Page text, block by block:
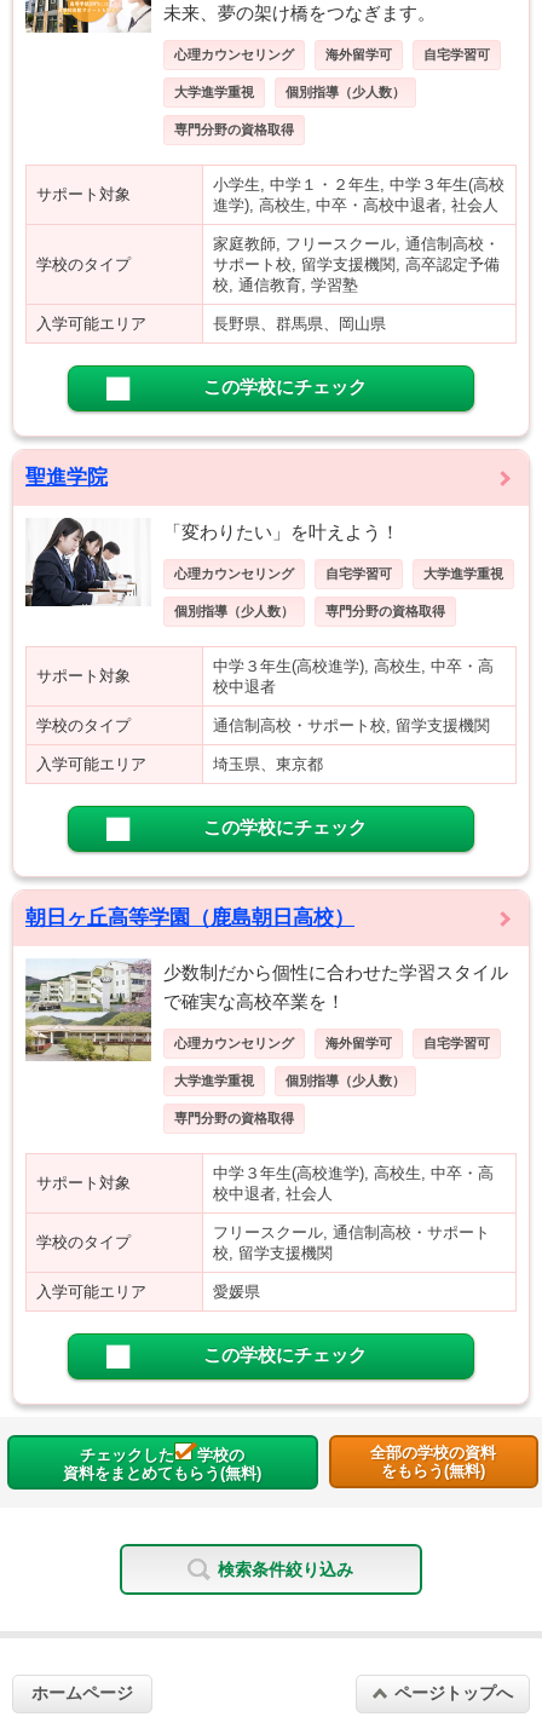
未来、夢の架け橋をつなぎます。
心理カウンセリング 海外留学可 自宅学習可
大学進学重視 個別指導（少人数）
専門分野の資格取得
サポート対象
小学生, 中学１・２年生, 中学３年生(高校
進学), 高校生, 中卒・高校中退者, 社会人
学校のタイプ
家庭教師, フリースクール, 通信制高校・
サポート校, 留学支援機関, 高卒認定予備
校, 通信教育, 学習塾
入学可能エリア 長野県、群馬県、岡山県
この学校にチェック
聖進学院
「変わりたい」を叶えよう！
心理カウンセリング 自宅学習可 大学進学重視
個別指導（少人数） 専門分野の資格取得
サポート対象
中学３年生(高校進学), 高校生, 中卒・高
校中退者
学校のタイプ 通信制高校・サポート校, 留学支援機関
入学可能エリア 埼玉県、東京都
この学校にチェック
朝日ヶ丘高等学園（鹿島朝日高校）
少数制だから個性に合わせた学習スタイル
で確実な高校卒業を！
心理カウンセリング 海外留学可 自宅学習可
大学進学重視 個別指導（少人数）
専門分野の資格取得
サポート対象
中学３年生(高校進学), 高校生, 中卒・高
校中退者, 社会人
学校のタイプ
フリースクール, 通信制高校・サポート
校, 留学支援機関
入学可能エリア 愛媛県
この学校にチェック
チェックした
学校の
資料をまとめてもらう(無料)
全部の学校の資料
をもらう(無料)
検索条件絞り込み
ホームページ ページトップへ